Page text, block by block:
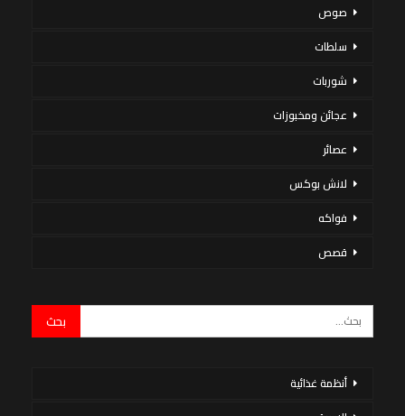
صوص
سلطات
شوربات
عجائن ومخبوزات
عصائر
لانش بوكس
فواكه
قصص
أنظمة غذائية